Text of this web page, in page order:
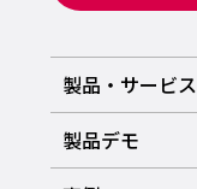
製品・サービス
製品デモ